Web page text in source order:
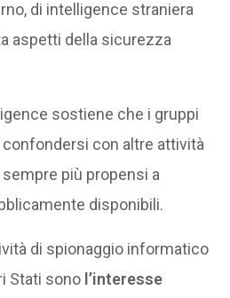
di intelligence straniera
aspetti della sicurezza
sostiene che i gruppi
con altre attività
più propensi a
disponibili.
di spionaggio informatico
Stati sono l’interesse